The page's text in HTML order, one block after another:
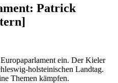
Patrick
ein. Der Kieler
holsteinischen Landtag.
Themen kämpfen.